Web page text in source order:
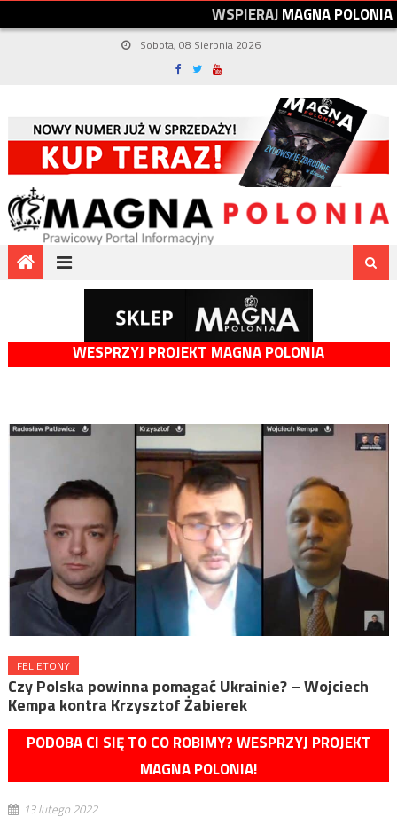
WSPIERAJMAGNAPOLONIA
Sobota, 08 Sierpnia 2026
WESPRZYJ PROJEKT MAGNA POLONIA
FELIETONY
Czy Polska powinna pomagać Ukrainie? – Wojciech
Kempa kontra Krzysztof Żabierek
PODOBA CI SIĘ TO CO ROBIMY? WESPRZYJ PROJEKT
MAGNA POLONIA!
13 lutego 2022